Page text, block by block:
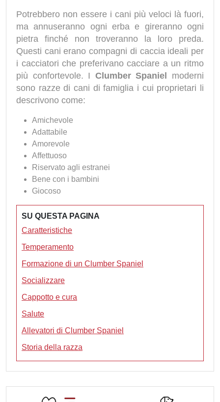
Potrebbero non essere i cani più veloci là fuori,
ma annuseranno ogni erba e gireranno ogni
pietra finché non troveranno la loro preda.
Questi cani erano compagni di caccia ideali per
i cacciatori che preferivano cacciare a un ritmo
più confortevole. I Clumber Spaniel moderni
sono razze di cani di famiglia i cui proprietari li
descrivono come:
Amichevole
Adattabile
Amorevole
Affettuoso
Riservato agli estranei
Bene con i bambini
Giocoso
SU QUESTA PAGINA
Caratteristiche
Temperamento
Formazione di un Clumber Spaniel
Socializzare
Cappotto e cura
Salute
Allevatori di Clumber Spaniel
Storia della razza